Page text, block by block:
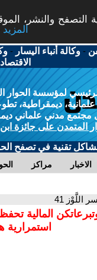
والنشر،
More info - المزيد
-وكالة أنباء اليسار -
الاقتصاد
لمؤسسة الحوار
ديمقراطية،
مدني علماني
المتمدن على جائزة
تقنية في تصفح
مراكز الاخبار
اللَّوْز 41
المالية
استمرارية